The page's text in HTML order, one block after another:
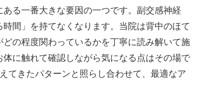
る一番大きな要因の一つです。副交感神経
間」を持てなくなります。当院は背中のほて
の程度関わっているかを丁寧に読み解いて施
に触れて確認しながら気になる点はその場で
てきたパターンと照らし合わせて、最適なア